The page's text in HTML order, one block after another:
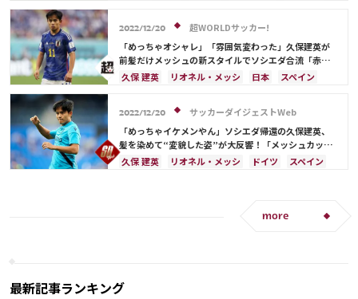
リオネル・メッシ
冨安 健洋
カタール
フランス
アルゼンチン モロッコ
日本代表
久保 建英
ルカ・モドリッチ
キリアン・ムバッペ
遠藤 航
2022/12/20
超WORLDサッカー!
「めっちゃオシャレ」「雰囲気変わった」久保建英が
前髪だけメッシュの新スタイルでソシエダ合流「赤じ
ゃないんだ」
久保 建英 リオネル・メッシ 日本
スペイン
2022/12/20
サッカーダイジェストWeb
「めっちゃイケメンやん」ソシエダ帰還の久保建英、
髪を染めて“変貌した姿”が大反響！「メッシュカッコ
よすぎる」
久保 建英 リオネル・メッシ ドイツ
スペイン
more
最新記事ランキング